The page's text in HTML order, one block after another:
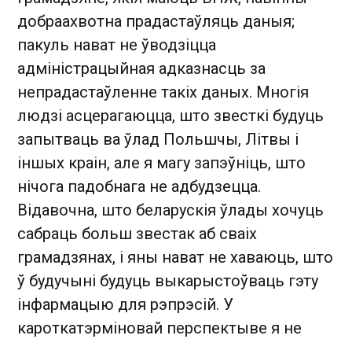
добраахвотна прадастаўляць даныя;
пакуль нават не ўводзіцца
адміністрацыйная адказнасць за
непрадастаўленне такіх даных. Многія
людзі асцерагаюцца, што звесткі будуць
запытваць ва ўлад Польшчы, Літвы і
іншых краін, але я магу запэўніць, што
нічога падобнага не адбудзецца.
Відавочна, што беларускія ўлады хочуць
сабраць больш звестак аб сваіх
грамадзянах, і яны нават не хаваюць, што
ў будучыні будуць выкарыстоўваць гэту
інфармацыю для рэпрэсій. У
кароткатэрміновай перспектыве я не